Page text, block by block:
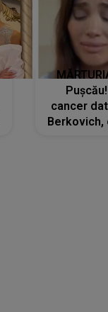
cancer
Berkovich,